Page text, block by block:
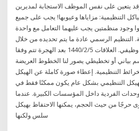
يتعين على نفس الموظف الاستجابة لمديرين
التنظيمية: مزاياها وعيوبها! يجب على جميع
وجود منظمتين يجب عليهما التعامل مع واحدة
التنظيم الرسمي عادة ما يتم تحديده من خلال
مخطط تنظيمي ووصف وظيفي. العلاقات 5‏‏/2‏‏/1440 بعد الهجرة تتم وفقا
بياني أو تخطيطي يصور لنا الخطوط العريضة
التنظيمية. إعطاء صورة كاملة عن الهيكل
التنظيمي بشكل عام يكون ممكنًا فقط في
الفردية داخل المؤسسات الكبيرة. عندما
حرجًا من حيث الحجم، يمكنها الاحتفاظ بهيكل
سلس ولكنها